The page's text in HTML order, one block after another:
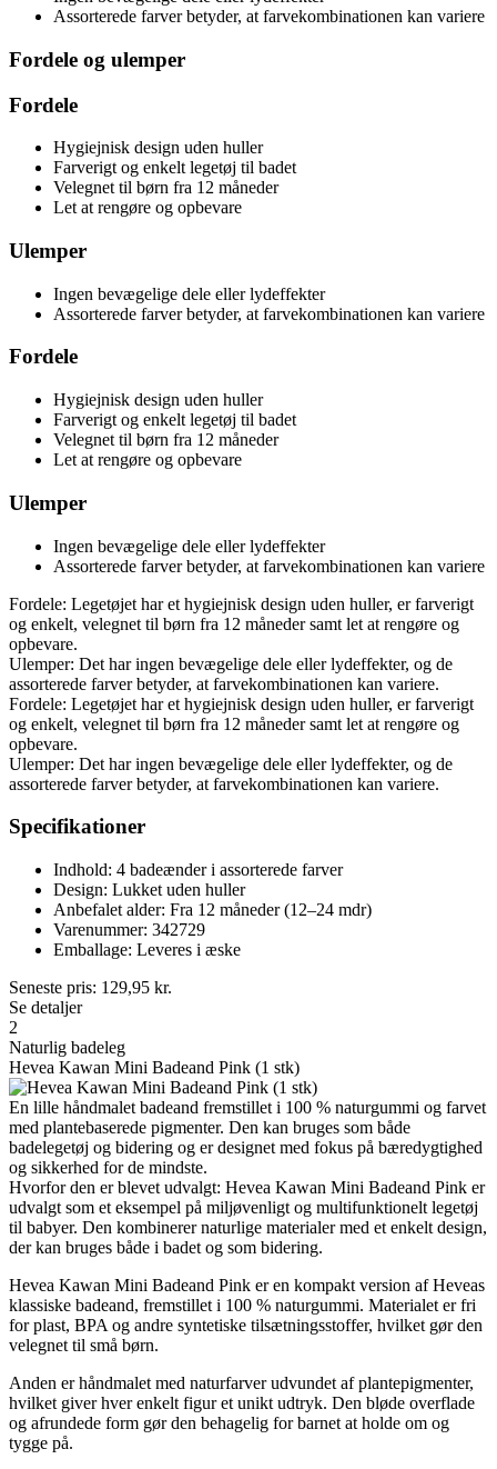
Assorterede farver betyder, at farvekombinationen kan variere
Fordele og ulemper
Fordele
Hygiejnisk design uden huller
Farverigt og enkelt legetøj til badet
Velegnet til børn fra 12 måneder
Let at rengøre og opbevare
Ulemper
Ingen bevægelige dele eller lydeffekter
Assorterede farver betyder, at farvekombinationen kan variere
Fordele
Hygiejnisk design uden huller
Farverigt og enkelt legetøj til badet
Velegnet til børn fra 12 måneder
Let at rengøre og opbevare
Ulemper
Ingen bevægelige dele eller lydeffekter
Assorterede farver betyder, at farvekombinationen kan variere
Fordele: Legetøjet har et hygiejnisk design uden huller, er farverigt
og enkelt, velegnet til børn fra 12 måneder samt let at rengøre og
opbevare.
Ulemper: Det har ingen bevægelige dele eller lydeffekter, og de
assorterede farver betyder, at farvekombinationen kan variere.
Fordele: Legetøjet har et hygiejnisk design uden huller, er farverigt
og enkelt, velegnet til børn fra 12 måneder samt let at rengøre og
opbevare.
Ulemper: Det har ingen bevægelige dele eller lydeffekter, og de
assorterede farver betyder, at farvekombinationen kan variere.
Specifikationer
Indhold: 4 badeænder i assorterede farver
Design: Lukket uden huller
Anbefalet alder: Fra 12 måneder (12–24 mdr)
Varenummer: 342729
Emballage: Leveres i æske
Seneste pris: 129,95 kr.
Se detaljer
2
Naturlig badeleg
Hevea Kawan Mini Badeand Pink (1 stk)
En lille håndmalet badeand fremstillet i 100 % naturgummi og farvet
med plantebaserede pigmenter. Den kan bruges som både
badelegetøj og bidering og er designet med fokus på bæredygtighed
og sikkerhed for de mindste.
Hvorfor den er blevet udvalgt: Hevea Kawan Mini Badeand Pink er
udvalgt som et eksempel på miljøvenligt og multifunktionelt legetøj
til babyer. Den kombinerer naturlige materialer med et enkelt design,
der kan bruges både i badet og som bidering.
Hevea Kawan Mini Badeand Pink er en kompakt version af Heveas
klassiske badeand, fremstillet i 100 % naturgummi. Materialet er fri
for plast, BPA og andre syntetiske tilsætningsstoffer, hvilket gør den
velegnet til små børn.
Anden er håndmalet med naturfarver udvundet af plantepigmenter,
hvilket giver hver enkelt figur et unikt udtryk. Den bløde overflade
og afrundede form gør den behagelig for barnet at holde om og
tygge på.